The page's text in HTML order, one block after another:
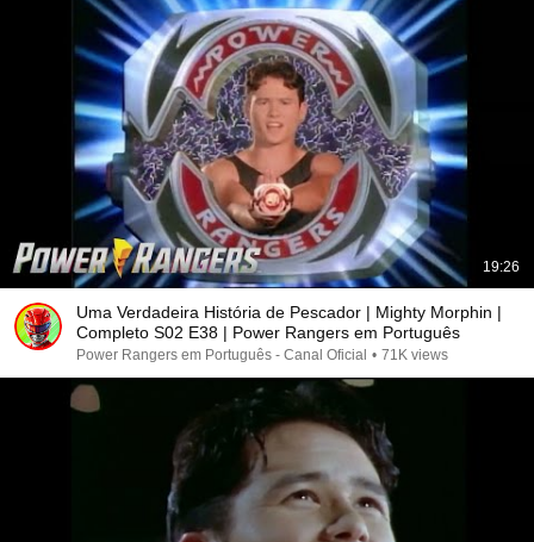
19:26
Uma Verdadeira História de Pescador | Mighty Morphin |
Completo S02 E38 | Power Rangers em Português
Power Rangers em Português - Canal Oficial • 71K views